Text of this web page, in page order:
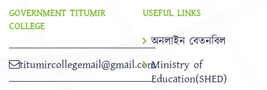
GOVERNMENT TITUMIR
COLLEGE
titumircollegemail@gmail.com
USEFUL LINKS
অনলাইন বেতনবিল
Ministry of
Education(SHED)